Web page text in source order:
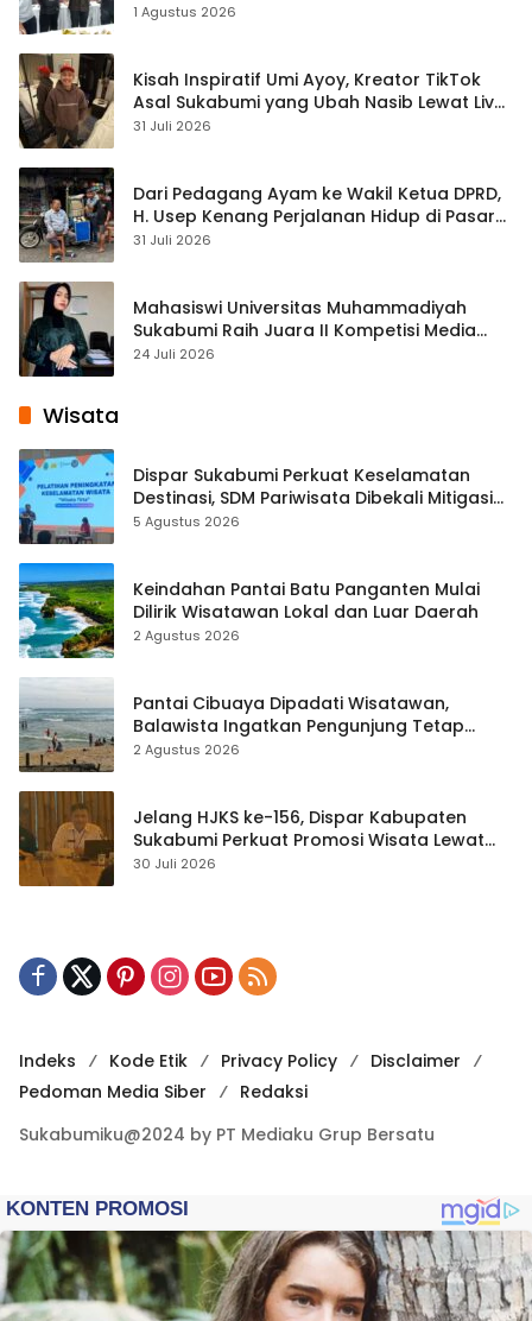
1 Agustus 2026
Kisah Inspiratif Umi Ayoy, Kreator TikTok
Asal Sukabumi yang Ubah Nasib Lewat Live
Streaming
31 Juli 2026
Dari Pedagang Ayam ke Wakil Ketua DPRD,
H. Usep Kenang Perjalanan Hidup di Pasar
Cisaat
31 Juli 2026
Mahasiswi Universitas Muhammadiyah
Sukabumi Raih Juara II Kompetisi Media
Pembelajaran Digital Tingkat Internasional
24 Juli 2026
Wisata
Dispar Sukabumi Perkuat Keselamatan
Destinasi, SDM Pariwisata Dibekali Mitigasi
hingga Teknik Evakuasi
5 Agustus 2026
Keindahan Pantai Batu Panganten Mulai
Dilirik Wisatawan Lokal dan Luar Daerah
2 Agustus 2026
Pantai Cibuaya Dipadati Wisatawan,
Balawista Ingatkan Pengunjung Tetap
Waspada
2 Agustus 2026
Jelang HJKS ke-156, Dispar Kabupaten
Sukabumi Perkuat Promosi Wisata Lewat
Publikasi Digital
30 Juli 2026
Indeks Kode Etik Privacy Policy
Disclaimer
Pedoman Media Siber
Redaksi
Sukabumiku@2024 by PT Mediaku Grup Bersatu